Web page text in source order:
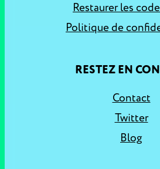
Restaurer les
Politique de
RESTEZ EN
Contact
Twitter
Blog